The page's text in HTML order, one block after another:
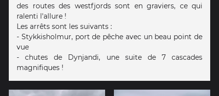
des routes des westfjords sont en graviers, ce qui
ralenti l'allure !
Les arrêts sont les suivants :
- Stykkisholmur, port de pêche avec un beau point de
vue
- chutes de Dynjandi, une suite de 7 cascades
magnifiques !